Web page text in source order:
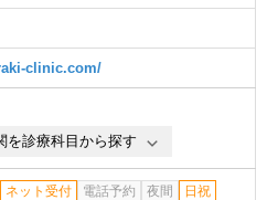
clinic.com/
を診療科目から探す
ネット受付 電話予約 夜間
日祝